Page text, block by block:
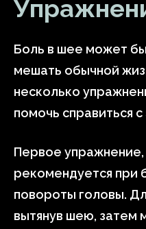
Боль в шее может
мешать обычной
несколько
помочь справиться
Первое
рекомендуется при
повороты головы.
вытянув шею, затем